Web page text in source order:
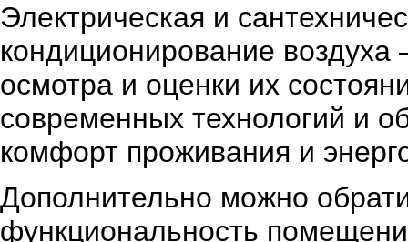
Электрическая и
кондиционирование воздуха
осмотра и оценки их
современных технологий и
комфорт проживания и
Дополнительно можно
функциональность